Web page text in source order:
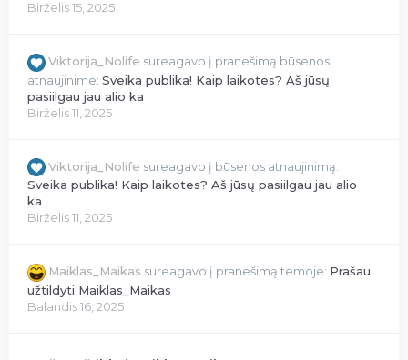
Birželis 15, 2025
Viktorija_Nolife sureagavo į pranešimą būsenos
atnaujinime: Sveika publika! Kaip laikotes? Aš jūsų
pasiilgau jau alio ka
Birželis 11, 2025
Viktorija_Nolife sureagavo į būsenos atnaujinimą:
Sveika publika! Kaip laikotes? Aš jūsų pasiilgau jau alio
ka
Birželis 11, 2025
Maiklas_Maikas sureagavo į pranešimą temoje: Prašau
užtildyti Maiklas_Maikas
Balandis 16, 2025